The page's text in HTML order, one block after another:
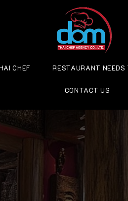
CHEF RESTAURANT NEEDS
CONTACT US